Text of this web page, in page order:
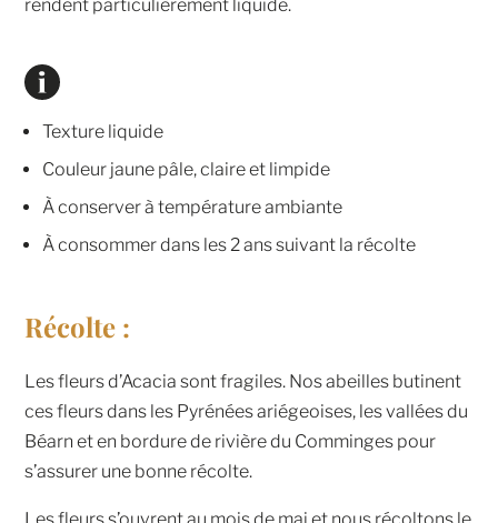
rendent particulièrement liquide.
Texture liquide
Couleur jaune pâle, claire et limpide
À conserver à température ambiante
À consommer dans les 2 ans suivant la récolte
Récolte :
Les fleurs d’Acacia sont fragiles. Nos abeilles butinent
ces fleurs dans les Pyrénées ariégeoises, les vallées du
Béarn et en bordure de rivière du Comminges pour
s’assurer une bonne récolte.